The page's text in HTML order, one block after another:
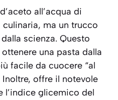
all’acqua di
culinaria, ma un trucco
scienza. Questo
una pasta dalla
facile da cuocere “al
offre il notevole
l’indice glicemico del